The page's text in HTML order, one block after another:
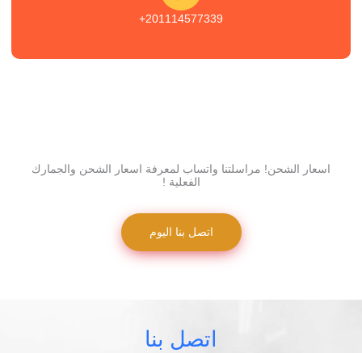
201114577339+
اسعار الشحن! مراسلتنا واتساب لمعرفة اسعار الشحن والجمارك
الفعلية !
اتصل بنا اليوم
اتصل بنا